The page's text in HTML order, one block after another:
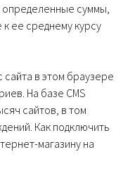
суммы,
ее среднему курсу
в этом браузере
На базе CMS
сайтов, в том
Как подключить
магазину на